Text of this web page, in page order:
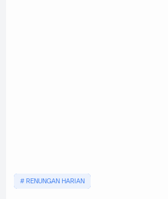
RENUNGAN HARIAN